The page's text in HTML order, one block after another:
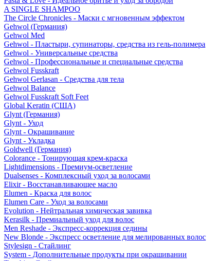
A SINGLE SHAMPOO
The Circle Chronicles - Маски с мгновенным эффектом
Gehwol (Германия)
Gehwol Med
Gehwol - Пластыри, супинаторы, средства из гель-полимера
Gehwol - Универсальные средства
Gehwol - Профессиональные и специальные средства
Gehwol Fusskraft
Gehwol Gerlasan - Средства для тела
Gehwol Balance
Gehwol Fusskraft Soft Feet
Global Keratin (США)
Glynt (Германия)
Glynt - Уход
Glynt - Окрашивание
Glynt - Укладка
Goldwell (Германия)
Colorance - Тонирующая крем-краска
Lightdimensions - Премиум-осветление
Dualsenses - Комплексный уход за волосами
Elixir - Восстанавливающее масло
Elumen - Краска для волос
Elumen Care - Уход за волосами
Evolution - Нейтральная химическая завивка
Kerasilk - Премиальный уход для волос
Men Reshade - Экспресс-коррекция седины
New Blonde - Экспресс осветление для мелированных волос
Stylesign - Стайлинг
System - Дополнительные продукты при окрашивании